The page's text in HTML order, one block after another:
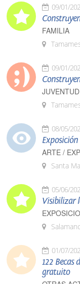
09/01/
FAMILIA
09/01/
JUVENTUD
08/05/
ARTE /
Santa
05/06/
Visibilizar
01/07/
122 Becas
gratuito